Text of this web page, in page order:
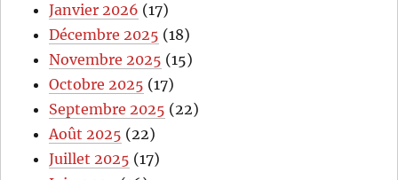
Janvier 2026 (17)
Décembre 2025 (18)
Novembre 2025 (15)
Octobre 2025 (17)
Septembre 2025 (22)
Août 2025 (22)
Juillet 2025 (17)